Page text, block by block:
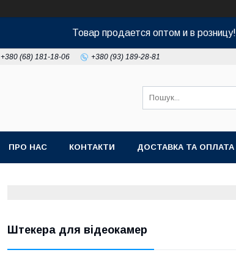
Товар продается оптом и в розницу!
+380 (68) 181-18-06 +380 (93) 189-28-81
ПРО НАС КОНТАКТИ ДОСТАВКА ТА ОПЛАТА
Штекера для відеокамер